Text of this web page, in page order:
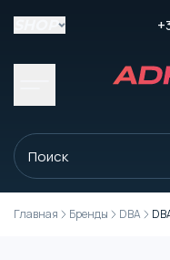
Главная Бренды DBA